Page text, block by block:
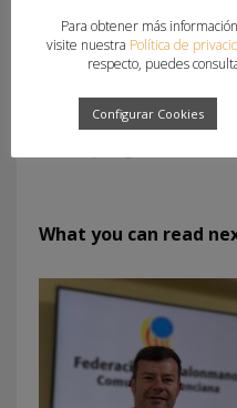
What you can read
Para obtener más
visite nuestra Política de
respecto, puedes
Configurar Cookies